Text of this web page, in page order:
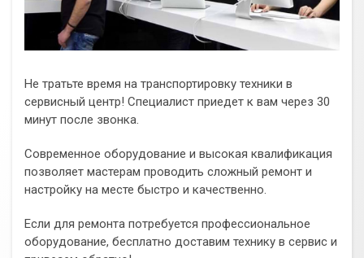
Не тратьте время на транспортировку техники в
сервисный центр! Специалист приедет к вам через 30
минут после звонка.
Современное оборудование и высокая квалификация
позволяет мастерам проводить сложный ремонт и
настройку на месте быстро и качественно.
Если для ремонта потребуется профессиональное
оборудование, бесплатно доставим технику в сервис и